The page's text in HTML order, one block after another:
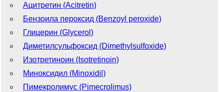
Ацитретин (Acitretin)
Бензоила пероксид (Benzoyl peroxide)
Глицерин (Glycerol)
Диметилсульфоксид (Dimethylsulfoxide)
Изотретиноин (Isotretinoin)
Миноксидил (Minoxidil)
Пимекролимус (Pimecrolimus)